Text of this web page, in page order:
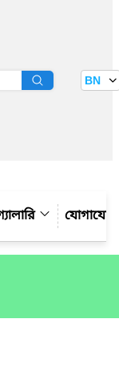
BN